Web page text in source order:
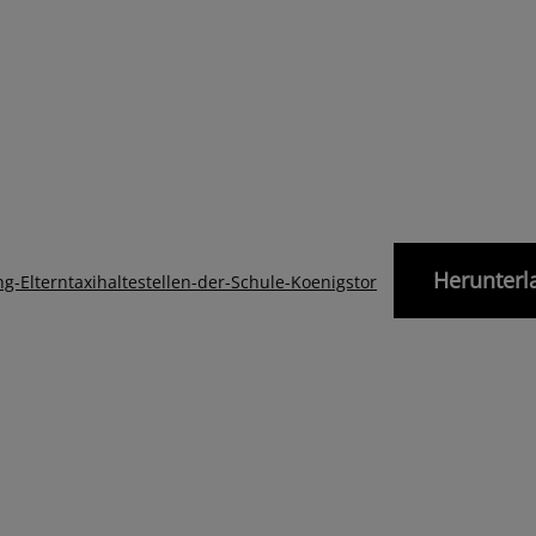
Elterntaxihaltestellen-der-Schule-Koenigstor